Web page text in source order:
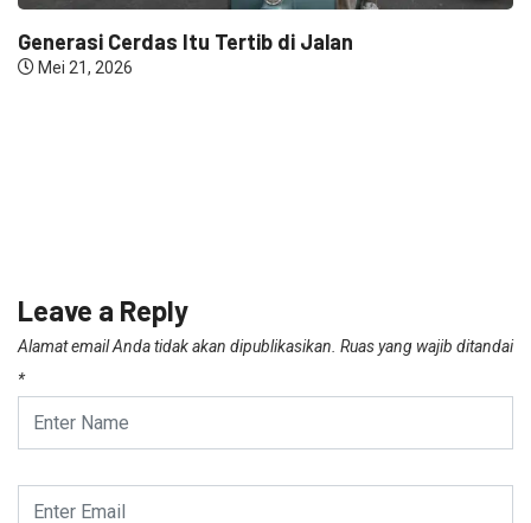
Generasi Cerdas Itu Tertib di Jalan
Mei 21, 2026
Leave a Reply
Alamat email Anda tidak akan dipublikasikan. Ruas yang wajib ditandai
*